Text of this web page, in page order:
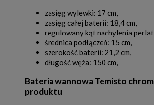
zasięg wylewki: 17 cm,
zasięg całej baterii: 18,4 cm,
regulowany kąt nachylenia
średnica podłączeń: 15 cm,
szerokość baterii: 21,2 cm,
długość węża: 150 cm,
Bateria wannowa Temisto
produktu